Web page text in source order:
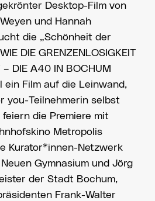
Desktop-Film von
und Hannah
die „Schönheit der
DIE GRENZENLOSIGKEIT
– DIE A40 IN BOCHUM
ein Film auf die Leinwand,
you-Teilnehmerin selbst
die Premiere mit
Metropolis
Kurator*innen-Netzwerk
Gymnasium und Jörg
der Stadt Bochum,
Frank-Walter